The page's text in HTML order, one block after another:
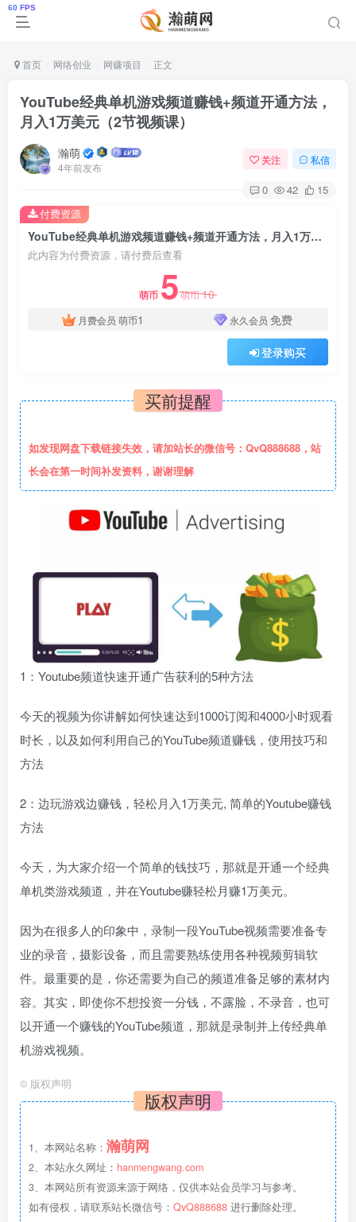
首页 网络创业 网赚项目 正文
YouTube经典单机游戏频道赚钱+频道开通方法，
月入1万美元（2节视频课）
瀚萌
4年前发布
关注 私信
0 42 15
YouTube经典单机游戏频道赚钱+频道开通方法，月入1万美元（2节视频课）
此内容为付费资源，请付费后查看
萌币 5萌币10
月费会员 萌币1 永久会员 免费
登录购买
付费资源
买前提醒
如发现网盘下载链接失效，请加站长的微信号：QvQ888688，站
长会在第一时间补发资料，谢谢理解
1：Youtube频道快速开通广告获利的5种方法
今天的视频为你讲解如何快速达到1000订阅和4000小时观看
时长，以及如何利用自己的YouTube频道赚钱，使用技巧和
方法
2：边玩游戏边赚钱，轻松月入1万美元, 简单的Youtube赚钱
方法
今天，为大家介绍一个简单的钱技巧，那就是开通一个经典
单机类游戏频道，并在Youtube赚轻松月赚1万美元。
因为在很多人的印象中，录制一段YouTube视频需要准备专
业的录音，摄影设备，而且需要熟练使用各种视频剪辑软
件。最重要的是，你还需要为自己的频道准备足够的素材内
容。其实，即使你不想投资一分钱，不露脸，不录音，也可
以开通一个赚钱的YouTube频道，那就是录制并上传经典单
机游戏视频。
© 版权声明
版权声明
1、本网站名称： 瀚萌网
2、本站永久网址： hanmengwang.com
3、本网站所有资源来源于网络，仅供本站会员学习与参考。
如有侵权，请联系站长微信号： QvQ888688 进行删除处理。